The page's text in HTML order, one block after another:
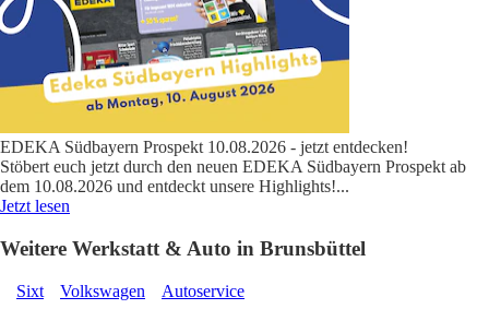
EDEKA Südbayern Prospekt 10.08.2026 - jetzt entdecken!
Stöbert euch jetzt durch den neuen EDEKA Südbayern Prospekt ab
dem 10.08.2026 und entdeckt unsere Highlights!...
Jetzt lesen
Weitere Werkstatt & Auto in Brunsbüttel
Sixt Volkswagen Autoservice